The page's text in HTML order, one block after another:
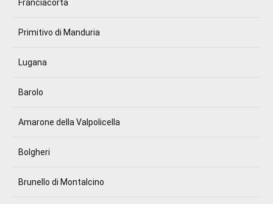
Franciacorta
Primitivo di Manduria
Lugana
Barolo
Amarone della Valpolicella
Bolgheri
Brunello di Montalcino